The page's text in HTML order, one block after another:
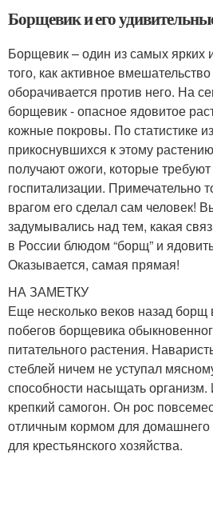
Борщевик и его
Борщевик – один из самых ярких
того, как активное
оборачивается против него. На
борщевик - опасное ядовитое
кожные покровы. По статистике
прикоснувшихся к этому
получают ожоги, которые
госпитализации. Примечательно
врагом его сделал сам человек!
задумывались над тем, какая
в России блюдом “борщ” и
Оказывается, самая прямая!
НА ЗАМЕТКУ
Еще несколько веков назад
побегов борщевика
питательного растения.
стеблей ничем не уступал
способности насыщать организм.
крепкий самогон. Он рос
отличным кормом для домашнего
для крестьянского хозяйства.